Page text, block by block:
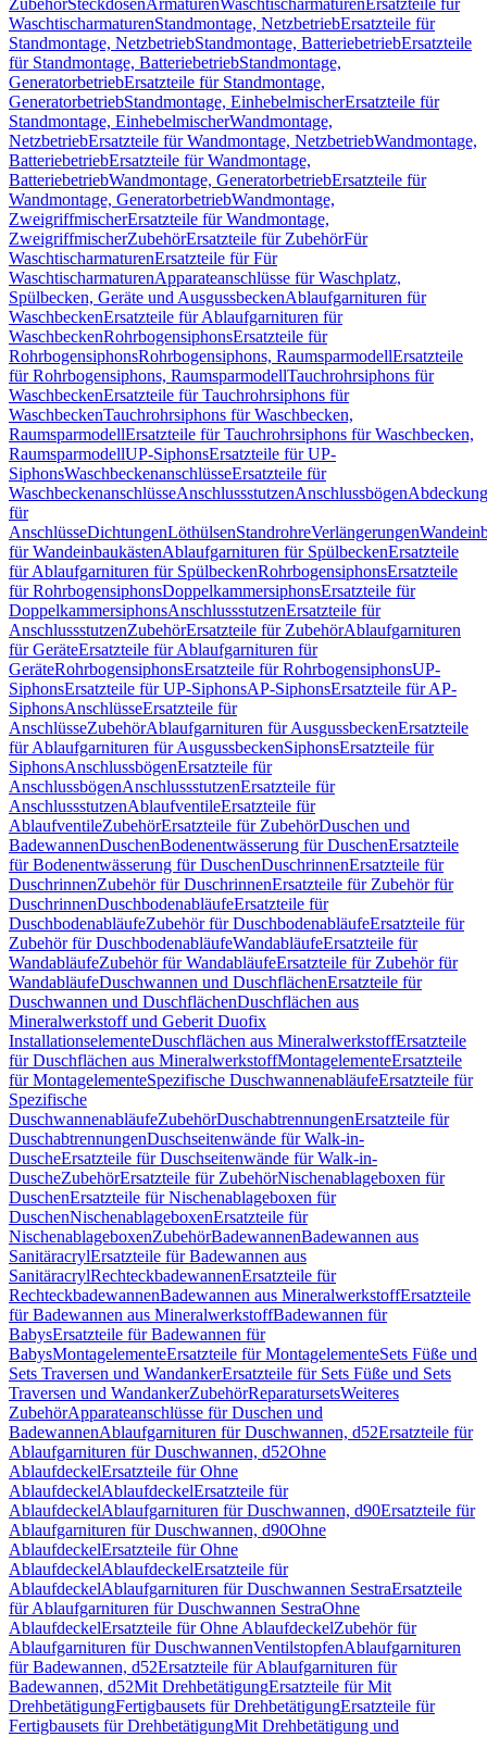
ZubehörSteckdosenArmaturenWaschtischarmaturen Ersatzteile für
WaschtischarmaturenStandmontage, NetzbetriebErsatzteile für
Standmontage, NetzbetriebStandmontage, BatteriebetriebErsatzteile
für Standmontage, BatteriebetriebStandmontage,
GeneratorbetriebErsatzteile für Standmontage,
GeneratorbetriebStandmontage, EinhebelmischerErsatzteile für
Standmontage, EinhebelmischerWandmontage,
NetzbetriebErsatzteile für Wandmontage, NetzbetriebWandmontage,
BatteriebetriebErsatzteile für Wandmontage,
BatteriebetriebWandmontage, GeneratorbetriebErsatzteile für
Wandmontage, GeneratorbetriebWandmontage,
ZweigriffmischerErsatzteile für Wandmontage,
ZweigriffmischerZubehörErsatzteile für ZubehörFür
WaschtischarmaturenErsatzteile für Für
WaschtischarmaturenApparateanschlüsse für Waschplatz,
Spülbecken, Geräte und AusgussbeckenAblaufgarnituren für
WaschbeckenErsatzteile für Ablaufgarnituren für
WaschbeckenRohrbogensiphonsErsatzteile für
RohrbogensiphonsRohrbogensiphons, RaumsparmodellErsatzteile
für Rohrbogensiphons, RaumsparmodellTauchrohrsiphons für
WaschbeckenErsatzteile für Tauchrohrsiphons für
WaschbeckenTauchrohrsiphons für Waschbecken,
RaumsparmodellErsatzteile für Tauchrohrsiphons für Waschbecken,
RaumsparmodellUP-SiphonsErsatzteile für UP-
SiphonsWaschbeckenanschlüsseErsatzteile für
WaschbeckenanschlüsseAnschlussstutzenAnschlussbögen
für
AnschlüsseDichtungenLöthülsenStandrohreVerlängerungen
für WandeinbaukästenAblaufgarnituren für SpülbeckenErsatzteile
für Ablaufgarnituren für SpülbeckenRohrbogensiphonsErsatzteile
für RohrbogensiphonsDoppelkammersiphonsErsatzteile für
DoppelkammersiphonsAnschlussstutzenErsatzteile für
AnschlussstutzenZubehörErsatzteile für ZubehörAblaufgarnituren
für GeräteErsatzteile für Ablaufgarnituren für
GeräteRohrbogensiphonsErsatzteile für RohrbogensiphonsUP-
SiphonsErsatzteile für UP-SiphonsAP-SiphonsErsatzteile für AP-
SiphonsAnschlüsseErsatzteile für
AnschlüsseZubehörAblaufgarnituren für AusgussbeckenErsatzteile
für Ablaufgarnituren für AusgussbeckenSiphonsErsatzteile für
SiphonsAnschlussbögenErsatzteile für
AnschlussbögenAnschlussstutzenErsatzteile für
AnschlussstutzenAblaufventileErsatzteile für
AblaufventileZubehörErsatzteile für ZubehörDuschen und
BadewannenDuschenBodenentwässerung für DuschenErsatzteile
für Bodenentwässerung für DuschenDuschrinnenErsatzteile für
DuschrinnenZubehör für DuschrinnenErsatzteile für Zubehör für
DuschrinnenDuschbodenabläufeErsatzteile für
DuschbodenabläufeZubehör für DuschbodenabläufeErsatzteile für
Zubehör für DuschbodenabläufeWandabläufeErsatzteile für
WandabläufeZubehör für WandabläufeErsatzteile für Zubehör für
WandabläufeDuschwannen und DuschflächenErsatzteile für
Duschwannen und DuschflächenDuschflächen aus
Mineralwerkstoff und Geberit Duofix
InstallationselementeDuschflächen aus MineralwerkstoffErsatzteile
für Duschflächen aus MineralwerkstoffMontagelementeErsatzteile
für MontagelementeSpezifische DuschwannenabläufeErsatzteile für
Spezifische
DuschwannenabläufeZubehörDuschabtrennungenErsatzteile für
DuschabtrennungenDuschseitenwände für Walk-in-
DuscheErsatzteile für Duschseitenwände für Walk-in-
DuscheZubehörErsatzteile für ZubehörNischenablageboxen für
DuschenErsatzteile für Nischenablageboxen für
DuschenNischenablageboxenErsatzteile für
NischenablageboxenZubehörBadewannenBadewannen aus
SanitäracrylErsatzteile für Badewannen aus
SanitäracrylRechteckbadewannenErsatzteile für
RechteckbadewannenBadewannen aus MineralwerkstoffErsatzteile
für Badewannen aus MineralwerkstoffBadewannen für
BabysErsatzteile für Badewannen für
BabysMontagelementeErsatzteile für MontagelementeSets Füße und
Sets Traversen und WandankerErsatzteile für Sets Füße und Sets
Traversen und WandankerZubehörReparatursetsWeiteres
ZubehörApparateanschlüsse für Duschen und
BadewannenAblaufgarnituren für Duschwannen, d52Ersatzteile für
Ablaufgarnituren für Duschwannen, d52Ohne
AblaufdeckelErsatzteile für Ohne
AblaufdeckelAblaufdeckelErsatzteile für
AblaufdeckelAblaufgarnituren für Duschwannen, d90Ersatzteile für
Ablaufgarnituren für Duschwannen, d90Ohne
AblaufdeckelErsatzteile für Ohne
AblaufdeckelAblaufdeckelErsatzteile für
AblaufdeckelAblaufgarnituren für Duschwannen SestraErsatzteile
für Ablaufgarnituren für Duschwannen SestraOhne
AblaufdeckelErsatzteile für Ohne AblaufdeckelZubehör für
Ablaufgarnituren für DuschwannenVentilstopfenAblaufgarnituren
für Badewannen, d52Ersatzteile für Ablaufgarnituren für
Badewannen, d52Mit DrehbetätigungErsatzteile für Mit
DrehbetätigungFertigbausets für DrehbetätigungErsatzteile für
Fertigbausets für DrehbetätigungMit Drehbetätigung und